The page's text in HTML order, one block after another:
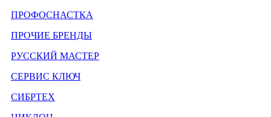
ПРОФОСНАСТКА
ПРОЧИЕ БРЕНДЫ
РУССКИЙ МАСТЕР
СЕРВИС КЛЮЧ
СИБРТЕХ